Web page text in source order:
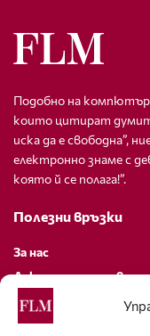
Подобно на
които цитират
иска да е свободна”,
електронно знаме с
която й се полага!”.
Полезни връзки
За нас
Декларация за
Политика за